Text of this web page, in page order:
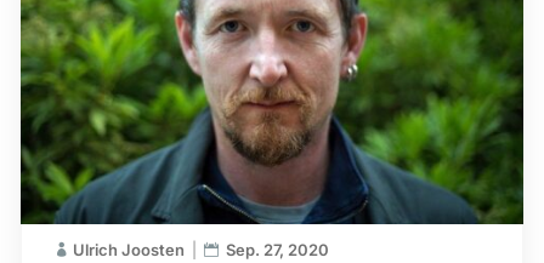
Ulrich Joosten Sep. 27, 2020